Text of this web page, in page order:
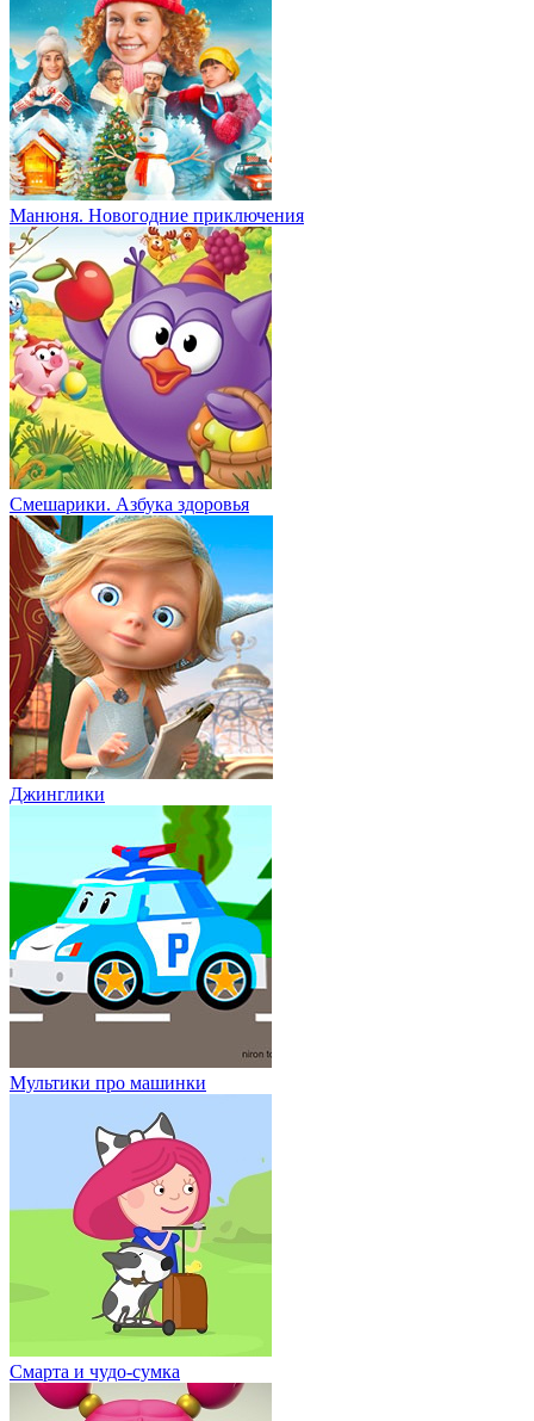
Манюня. Новогодние приключения
Смешарики. Азбука здоровья
Джинглики
Мультики про машинки
Смарта и чудо-сумка